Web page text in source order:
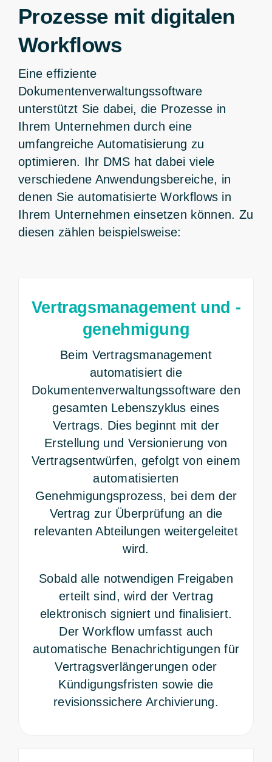
Prozesse mit digitalen
Workflows
Eine effiziente
Dokumentenverwaltungssoftware
unterstützt Sie dabei, die Prozesse in
Ihrem Unternehmen durch eine
umfangreiche Automatisierung zu
optimieren. Ihr DMS hat dabei viele
verschiedene Anwendungsbereiche, in
denen Sie automatisierte Workflows in
Ihrem Unternehmen einsetzen können. Zu
diesen zählen beispielsweise:
Vertragsmanagement und -
genehmigung
Beim Vertragsmanagement
automatisiert die
Dokumentenverwaltungssoftware den
gesamten Lebenszyklus eines
Vertrags. Dies beginnt mit der
Erstellung und Versionierung von
Vertragsentwürfen, gefolgt von einem
automatisierten
Genehmigungsprozess, bei dem der
Vertrag zur Überprüfung an die
relevanten Abteilungen weitergeleitet
wird.
Sobald alle notwendigen Freigaben
erteilt sind, wird der Vertrag
elektronisch signiert und finalisiert.
Der Workflow umfasst auch
automatische Benachrichtigungen für
Vertragsverlängerungen oder
Kündigungsfristen sowie die
revisionssichere Archivierung.